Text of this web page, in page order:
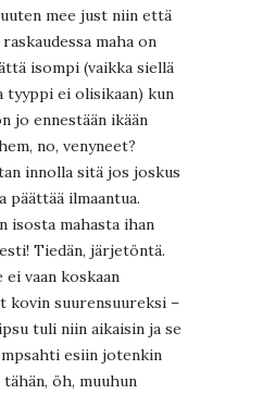
mee just niin että
maha on
isompi (vaikka siellä
tyyppi ei olisikaan) kun
jo ennestään ikään
no, venyneet?
innolla sitä jos joskus
päättää ilmaantua.
isosta mahasta ihan
Tiedän, järjetöntä.
ei vaan koskaan
kovin suurensuureksi –
tuli niin aikaisin ja se
esiin jotenkin
öh, muuhun